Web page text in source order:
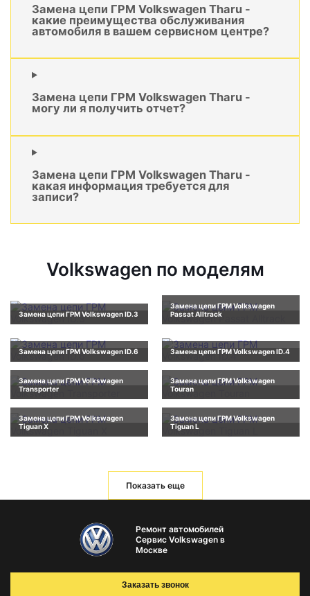
Замена цепи ГРМ Volkswagen Tharu -
какие преимущества обслуживания
автомобиля в вашем сервисном центре?
Замена цепи ГРМ Volkswagen Tharu -
могу ли я получить отчет?
Замена цепи ГРМ Volkswagen Tharu -
какая информация требуется для
записи?
Volkswagen по моделям
Замена цепи ГРМ Volkswagen ID.3
Замена цепи ГРМ Volkswagen
Passat Alltrack
Замена цепи ГРМ Volkswagen ID.6 Замена цепи ГРМ Volkswagen ID.4
Замена цепи ГРМ Volkswagen
Transporter
Замена цепи ГРМ Volkswagen
Touran
Замена цепи ГРМ Volkswagen
Tiguan X
Замена цепи ГРМ Volkswagen
Tiguan L
Показать еще
Ремонт автомобилей
Сервис Volkswagen в
Москве
Заказать звонок